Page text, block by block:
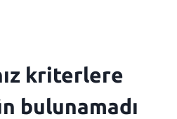
kriterlere
bulunamadı